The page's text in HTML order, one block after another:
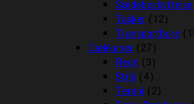
Sædebeskyttelse
Tasker (12)
Transportbure
Dækkener (27)
Regn (3)
Strik (4)
Terapi (2)